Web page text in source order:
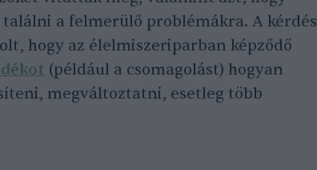
a felmerülő problémákra. A kérdés
hogy az élelmiszeriparban képződő
(például a csomagolást) hogyan
megváltoztatni, esetleg több